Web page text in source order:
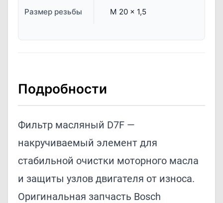
Размер резьбы M 20 x 1,5
Подробности
Фильтр масляный D7F —
накручиваемый элемент для
стабильной очистки моторного масла
и защиты узлов двигателя от износа.
Оригинальная запчасть Bosch